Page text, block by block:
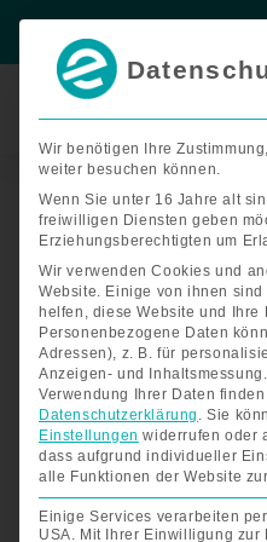
springen
Start / Zubehör E-Rollstühle
Zubehör
Zubehör für
Rollstuhl
Der faltbare Elektro-
Handgriff zusammenfalten
einfach im Auto verladen
FreedomChair Portfolio
passende Ausführung. Der
Batterien ermöglichen eine
Wir benötigen Ihre
weiter besuchen können.
Wenn Sie unter 16 Jahre alt
freiwilligen Diensten geben
Erziehungsberechtigten um
Wir verwenden Cookies und
Website. Einige von ihnen
helfen, diese Website und Ihre
Personenbezogene Daten
Adressen), z. B. für
Anzeigen- und Inhaltsmessung.
Verwendung Ihrer Daten
Datenschutzerklärung . Sie
Einstellungen widerrufen oder
dass aufgrund individueller
alle Funktionen der Website
Einige Services verarbeiten
USA. Mit Ihrer Einwilligung zur